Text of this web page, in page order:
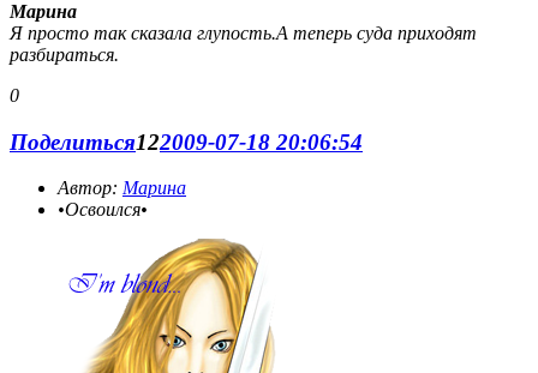
Марина
Я просто так сказала глупость.А теперь суда приходят
разбираться.
0
Поделиться122009-07-18 20:06:54
Автор: Марина
•Освоился•